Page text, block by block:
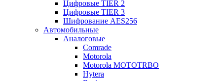
Цифровые TIER 2
Цифровые TIER 3
Шифрование AES256
Автомобильные
Аналоговые
Comrade
Motorola
Motorola MOTOTRBO
Hytera